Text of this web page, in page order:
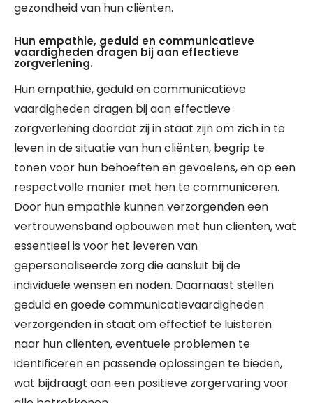
gezondheid van hun cliënten.
Hun empathie, geduld en communicatieve
vaardigheden dragen bij aan effectieve
zorgverlening.
Hun empathie, geduld en communicatieve
vaardigheden dragen bij aan effectieve
zorgverlening doordat zij in staat zijn om zich in te
leven in de situatie van hun cliënten, begrip te
tonen voor hun behoeften en gevoelens, en op een
respectvolle manier met hen te communiceren.
Door hun empathie kunnen verzorgenden een
vertrouwensband opbouwen met hun cliënten, wat
essentieel is voor het leveren van
gepersonaliseerde zorg die aansluit bij de
individuele wensen en noden. Daarnaast stellen
geduld en goede communicatievaardigheden
verzorgenden in staat om effectief te luisteren
naar hun cliënten, eventuele problemen te
identificeren en passende oplossingen te bieden,
wat bijdraagt aan een positieve zorgervaring voor